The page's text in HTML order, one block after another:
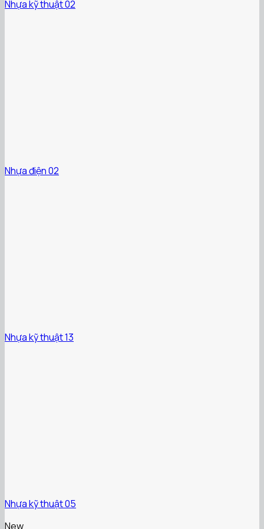
Nhựa kỹ thuật 02
Nhựa điện 02
Nhựa kỹ thuật 13
Nhựa kỹ thuật 05
New